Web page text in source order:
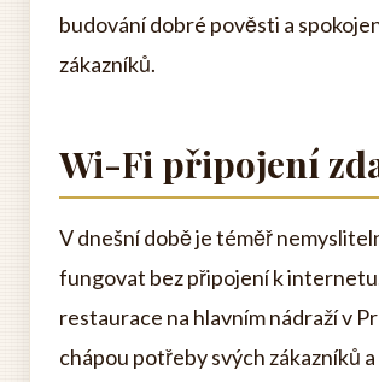
budování dobré pověsti a
zákazníků.
Wi-Fi připojení
V dnešní době je téměř
fungovat bez připojení k
restaurace na hlavním nádraží v
chápou potřeby svých zákazníků